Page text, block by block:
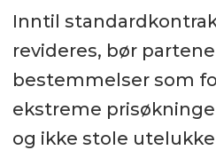
Inntil
revideres, bør
bestemmelser som
ekstreme
og ikke stole